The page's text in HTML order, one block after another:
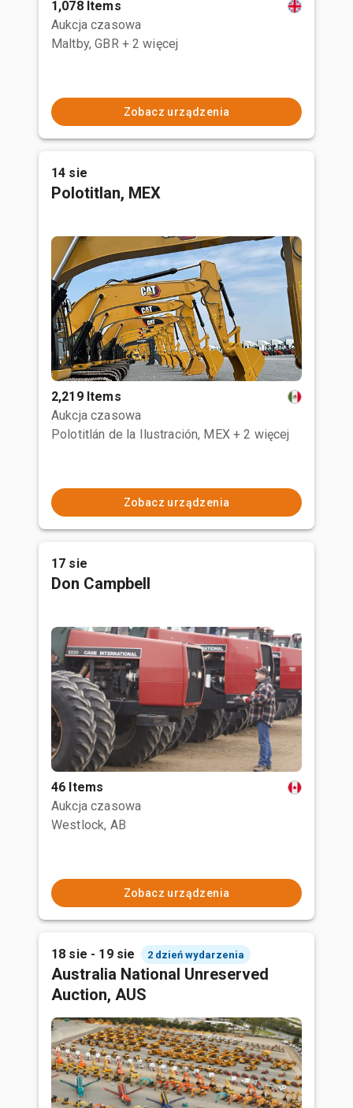
1,078 Items
Aukcja czasowa
Maltby, GBR + 2 więcej
Zobacz urządzenia
14 sie
Polotitlan, MEX
2,219 Items
Aukcja czasowa
Polotitlán de la Ilustración, MEX + 2 więcej
Zobacz urządzenia
17 sie
Don Campbell
46 Items
Aukcja czasowa
Westlock, AB
Zobacz urządzenia
18 sie - 19 sie 2 dzień wydarzenia
Australia National Unreserved
Auction, AUS